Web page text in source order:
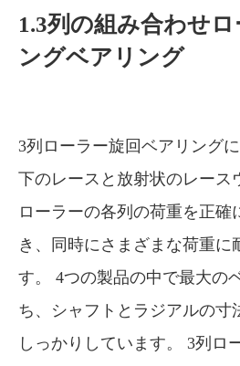
1.3列の組み合わせロ
ングベアリング
3列ローラー旋回ベアリング
下のレースと放射状のレース
ローラーの各列の荷重を正確
き、同時にさまざまな荷重に
す。 4つの製品の中で最大の
ち、シャフトとラジアルの寸
しっかりしています。 3列ロ